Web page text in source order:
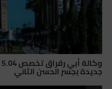
جديدة بجسر الحسن الثاني